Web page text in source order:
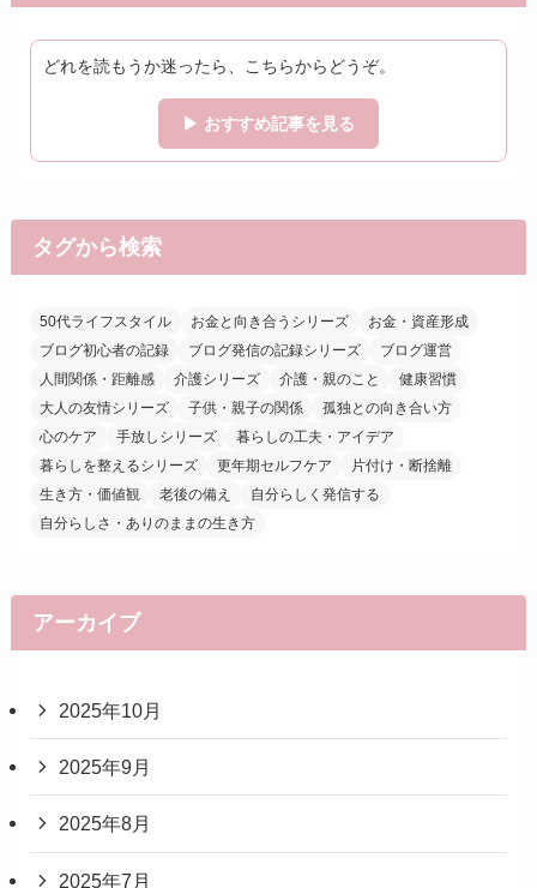
どれを読もうか迷ったら、こちらからどうぞ。
▶ おすすめ記事を見る
タグから検索
50代ライフスタイル お金と向き合うシリーズ
お金・資産形成
ブログ初心者の記録
ブログ発信の記録シリーズ
ブログ運営
人間関係・距離感
介護シリーズ 介護・親のこと
健康習慣
大人の友情シリーズ
子供・親子の関係
孤独との向き合い方
心のケア
手放しシリーズ
暮らしの工夫・アイデア
暮らしを整えるシリーズ
更年期セルフケア
片付け・断捨離
生き方・価値観
老後の備え
自分らしく発信する
自分らしさ・ありのままの生き方
アーカイブ
2025年10月
2025年9月
2025年8月
2025年7月